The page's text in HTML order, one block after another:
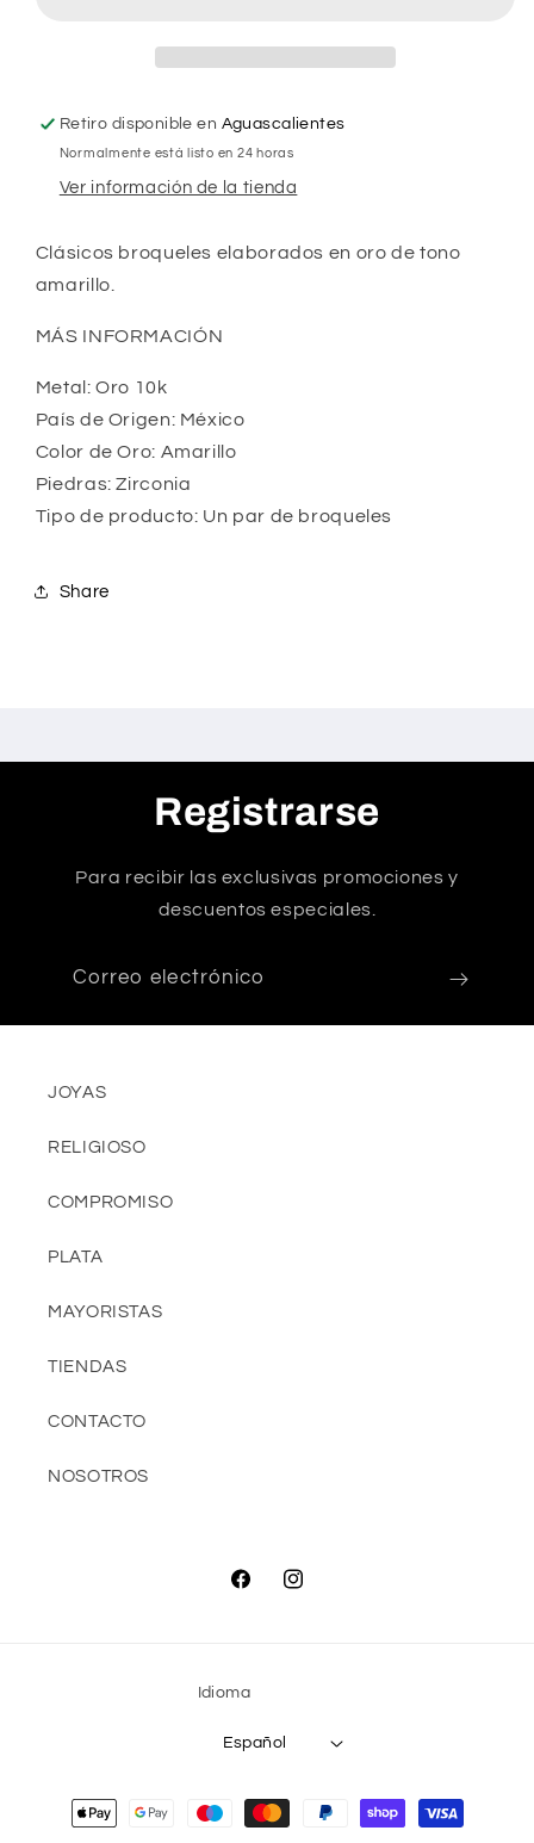
Retiro disponible en Aguascalientes
Normalmente está listo en 24 horas
Ver información de la tienda
Clásicos broqueles elaborados en oro de tono
amarillo.
MÁS INFORMACIÓN
Metal: Oro 10k
País de Origen: México
Color de Oro: Amarillo
Piedras: Zirconia
Tipo de producto: Un par de broqueles
Share
Registrarse
Para recibir las exclusivas promociones y
descuentos especiales.
Correo electrónico
JOYAS
RELIGIOSO
COMPROMISO
PLATA
MAYORISTAS
TIENDAS
CONTACTO
NOSOTROS
FacebookInstagram
Idioma
Español
Formas
de